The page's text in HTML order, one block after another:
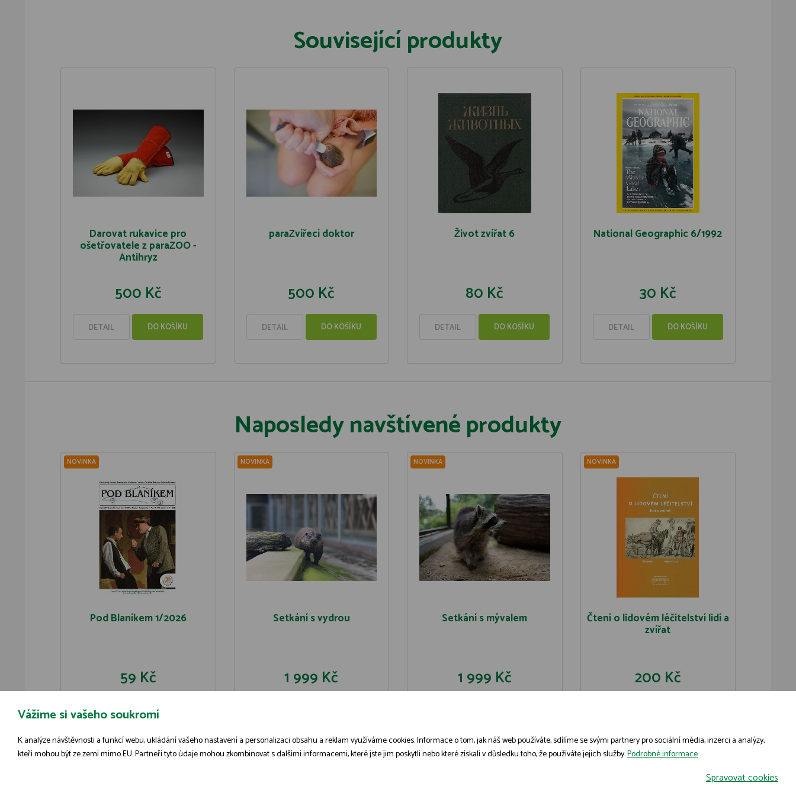
Související produkty
Darovat rukavice pro
ošetřovatele z paraZOO -
Antihryz
500 Kč
DETAIL DO KOŠÍKU
paraZvířecí doktor
500 Kč
DETAIL DO KOŠÍKU
Život zvířat 6
80 Kč
DETAIL DO KOŠÍKU
National Geographic 6/1992
30 Kč
DETAIL DO KOŠÍKU
Naposledy navštívené produkty
NOVINKA
Pod Blaníkem 1/2026
59 Kč
DETAIL DO KOŠÍKU
NOVINKA
Setkání s vydrou
1 999 Kč
NOVINKA
Setkání s mývalem
1 999 Kč
NOVINKA
Čtení o lidovém léčitelství lidí a
zvířat
200 Kč
Vážíme si vašeho soukromí
K analýze návštěvnosti a funkcí webu, ukládání vašeho nastavení a personalizaci obsahu a reklam využíváme cookies. Informace o tom, jak náš web používáte, sdílíme se svými partnery pro sociální média, inzerci a analýzy,
kteří mohou být ze zemí mimo EU. Partneři tyto údaje mohou zkombinovat s dalšími informacemi, které jste jim poskytli nebo které získali v důsledku toho, že používáte jejich služby.Podrobné informace
Spravovat cookies